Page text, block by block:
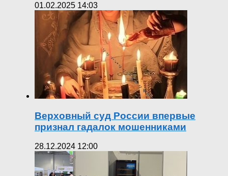
01.02.2025 14:03
Верховный суд России впервые
признал гадалок мошенниками
28.12.2024 12:00